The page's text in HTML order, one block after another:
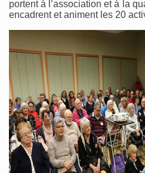
portent à l’association et à la
encadrent et animent les 20